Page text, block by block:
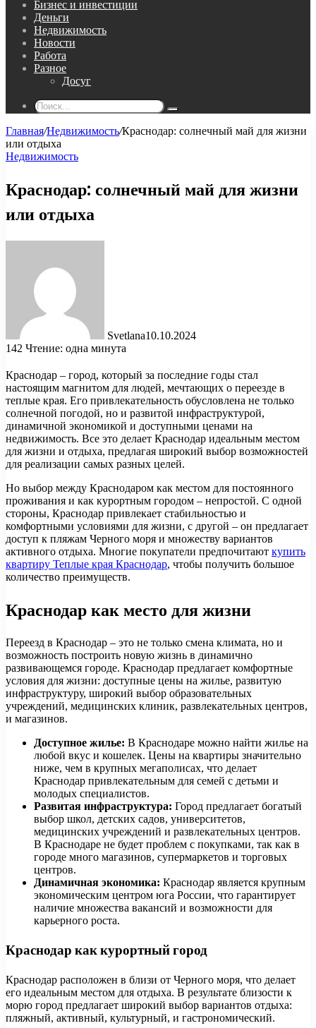
Бизнес и инвестиции
Деньги
Недвижимость
Новости
Работа
Разное
Досуг
Поиск...
Главная/Недвижимость/Краснодар: солнечный май для жизни
или отдыха
Недвижимость
Краснодар: солнечный май для жизни
или отдыха
Svetlana10.10.2024
142 Чтение: одна минута
Краснодар – город, который за последние годы стал
настоящим магнитом для людей, мечтающих о переезде в
теплые края. Его привлекательность обусловлена не только
солнечной погодой, но и развитой инфраструктурой,
динамичной экономикой и доступными ценами на
недвижимость. Все это делает Краснодар идеальным местом
для жизни и отдыха, предлагая широкий выбор возможностей
для реализации самых разных целей.
Но выбор между Краснодаром как местом для постоянного
проживания и как курортным городом – непростой. С одной
стороны, Краснодар привлекает стабильностью и
комфортными условиями для жизни, с другой – он предлагает
доступ к пляжам Черного моря и множеству вариантов
активного отдыха. Многие покупатели предпочитают купить
квартиру Теплые края Краснодар, чтобы получить большое
количество преимуществ.
Краснодар как место для жизни
Переезд в Краснодар – это не только смена климата, но и
возможность построить новую жизнь в динамично
развивающемся городе. Краснодар предлагает комфортные
условия для жизни: доступные цены на жилье, развитую
инфраструктуру, широкий выбор образовательных
учреждений, медицинских клиник, развлекательных центров,
и магазинов.
Доступное жилье: В Краснодаре можно найти жилье на
любой вкус и кошелек. Цены на квартиры значительно
ниже, чем в крупных мегаполисах, что делает
Краснодар привлекательным для семей с детьми и
молодых специалистов.
Развитая инфраструктура: Город предлагает богатый
выбор школ, детских садов, университетов,
медицинских учреждений и развлекательных центров.
В Краснодаре не будет проблем с покупками, так как в
городе много магазинов, супермаркетов и торговых
центров.
Динамичная экономика: Краснодар является крупным
экономическим центром юга России, что гарантирует
наличие множества вакансий и возможности для
карьерного роста.
Краснодар как курортный город
Краснодар расположен в близи от Черного моря, что делает
его идеальным местом для отдыха. В результате близости к
морю город предлагает широкий выбор вариантов отдыха:
пляжный, активный, культурный, и гастрономический.